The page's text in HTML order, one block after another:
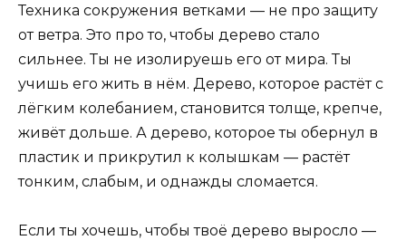
Техника сокружения ветками — не про защиту
от ветра. Это про то, чтобы дерево стало
сильнее. Ты не изолируешь его от мира. Ты
учишь его жить в нём. Дерево, которое растёт с
лёгким колебанием, становится толще, крепче,
живёт дольше. А дерево, которое ты обернул в
пластик и прикрутил к колышкам — растёт
тонким, слабым, и однажды сломается.
Если ты хочешь, чтобы твоё дерево выросло —